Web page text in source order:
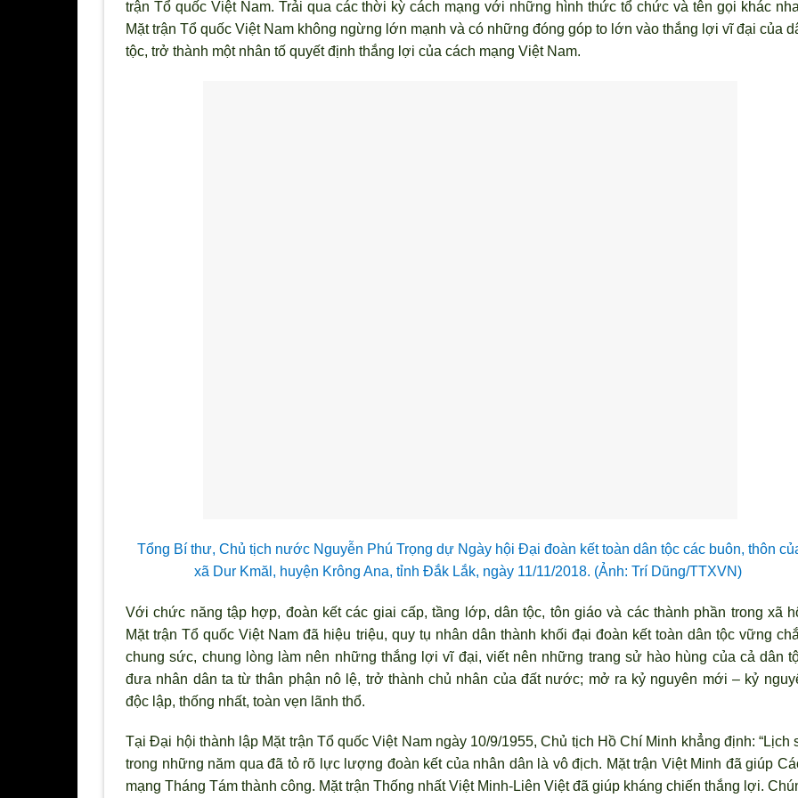
trận Tổ quốc Việt Nam. Trải qua các thời kỳ cách mạng với những hình thức tổ chức và tên gọi khác
Mặt trận Tổ quốc Việt Nam không ngừng lớn mạnh và có những đóng góp to lớn vào thắng lợi vĩ đại của
tộc, trở thành một nhân tố quyết định thắng lợi của cách mạng Việt Nam.
Tổng Bí thư, Chủ tịch nước Nguyễn Phú Trọng dự Ngày hội Đại đoàn kết toàn dân tộc các buôn, thôn
xã Dur Kmăl, huyện Krông Ana, tỉnh Đắk Lắk, ngày 11/11/2018. (Ảnh: Trí Dũng/TTXVN)
Với chức năng tập hợp, đoàn kết các giai cấp, tầng lớp, dân tộc, tôn giáo và các thành phần trong xã
Mặt trận Tổ quốc Việt Nam đã hiệu triệu, quy tụ nhân dân thành khối đại đoàn kết toàn dân tộc vững
chung sức, chung lòng làm nên những thắng lợi vĩ đại, viết nên những trang sử hào hùng của cả dân
đưa nhân dân ta từ thân phận nô lệ, trở thành chủ nhân của đất nước; mở ra kỷ nguyên mới – kỷ
độc lập, thống nhất, toàn vẹn lãnh thổ.
Tại Đại hội thành lập Mặt trận Tổ quốc Việt Nam ngày 10/9/1955, Chủ tịch Hồ Chí Minh khẳng định: “Lịch
trong những năm qua đã tỏ rõ lực l ượng đoàn kết của nhân dân là vô địch. Mặt trận Việt Minh đã giúp
mạng Tháng Tám thành công. Mặt trận Thống nhất Việt Minh-Liên Việt đã giúp kháng chiến thắng lợi.